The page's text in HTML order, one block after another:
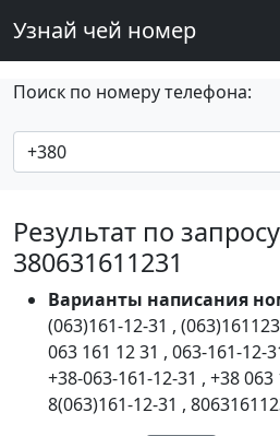
Узнай чей номер
Поиск по номеру телефона:
Результат по
380631611231
Варианты написания
(063)161-12-31 ,
063 161 12 31 , 063-161-12-
+38-063-161-12-31 , +38 063
8(063)161-12-31 ,